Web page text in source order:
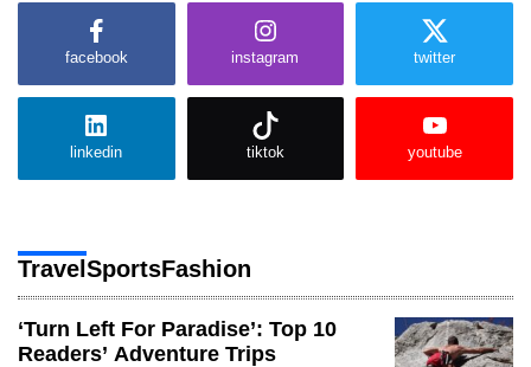
facebook instagram twitter
linkedin tiktok youtube
Travel SportsFashion
‘Turn Left For Paradise’: Top 10
Readers’ Adventure Trips